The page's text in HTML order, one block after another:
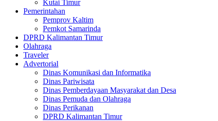
Kutai Timur
Pemerintahan
Pemprov Kaltim
Pemkot Samarinda
DPRD Kalimantan Timur
Olahraga
Traveler
Advertorial
Dinas Komunikasi dan Informatika
Dinas Pariwisata
Dinas Pemberdayaan Masyarakat dan Desa
Dinas Pemuda dan Olahraga
Dinas Perikanan
DPRD Kalimantan Timur